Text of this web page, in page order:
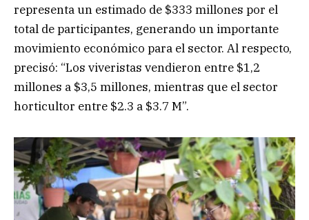
representa un estimado de $333 millones por el
total de participantes, generando un importante
movimiento económico para el sector. Al respecto,
precisó: “Los viveristas vendieron entre $1,2
millones a $3,5 millones, mientras que el sector
horticultor entre $2.3 a $3.7 M”.